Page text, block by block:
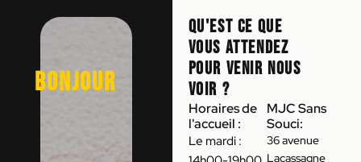
Qu'est ce que
vous attendez
pour venir nous
voir ?
Horaires de
l'accueil :
Le mardi :
MJC Sans
Souci:
36 avenue
Lacassagne
Bonjour